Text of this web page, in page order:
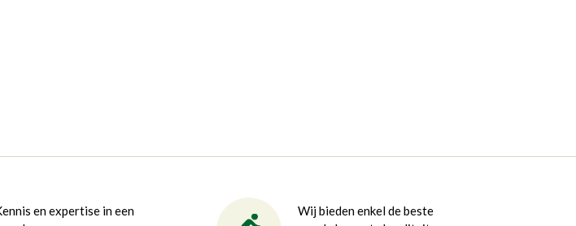
en expertise in een
Wij bieden enkel de beste